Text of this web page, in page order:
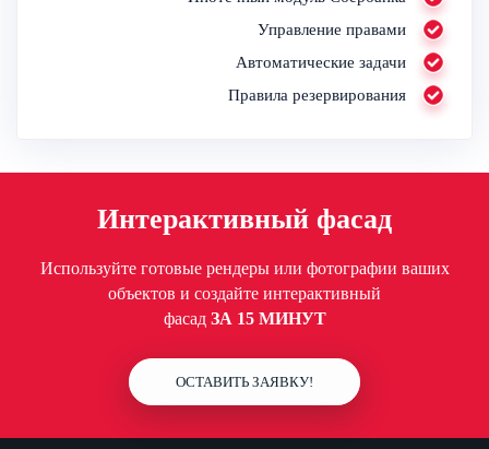
Управление правами
Автоматические задачи
Правила резервирования
Интерактивный фасад
Используйте готовые рендеры или фотографии ваших
объектов и создайте интерактивный
фасад ЗА 15 МИНУТ
ОСТАВИТЬ ЗАЯВКУ!